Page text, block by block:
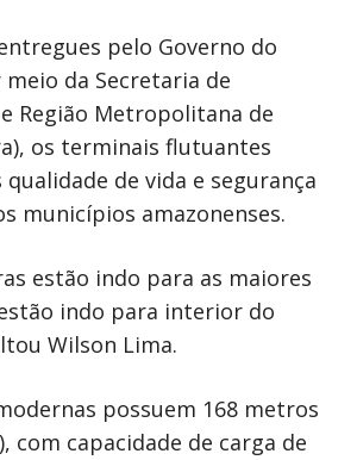
pelo Governo do
da Secretaria de
Região Metropolitana de
os terminais flutuantes
de vida e segurança
municípios amazonenses.
estão indo para as maiores
indo para interior do
Wilson Lima.
possuem 168 metros
com capacidade de carga de